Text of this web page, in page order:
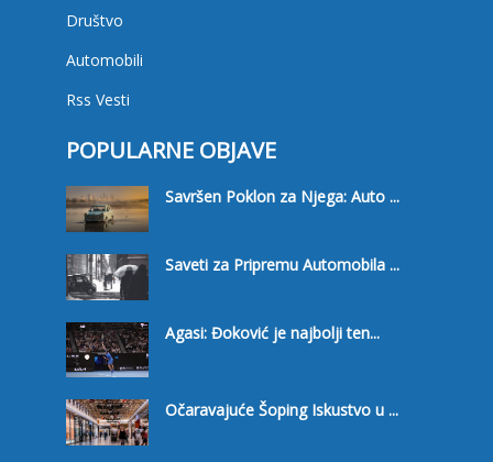
Društvo
Automobili
Rss Vesti
POPULARNE OBJAVE
Savršen Poklon za Njega: Auto ...
Saveti za Pripremu Automobila ...
Agasi: Đoković je najbolji ten...
Očaravajuće Šoping Iskustvo u ...